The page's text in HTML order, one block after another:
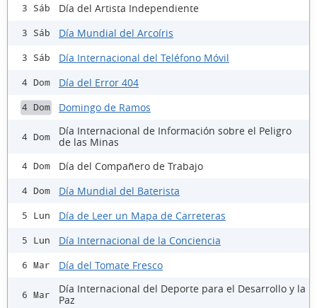
3 Sáb Día del Artista Independiente
3 Sáb Día Mundial del Arcoíris
3 Sáb Día Internacional del Teléfono Móvil
4 Dom Día del Error 404
4 Dom Domingo de Ramos
4 Dom
Día Internacional de Información sobre el Peligro
de las Minas
4 Dom Día del Compañero de Trabajo
4 Dom Día Mundial del Baterista
5 Lun Día de Leer un Mapa de Carreteras
5 Lun Día Internacional de la Conciencia
6 Mar Día del Tomate Fresco
6 Mar
Día Internacional del Deporte para el Desarrollo y la
Paz